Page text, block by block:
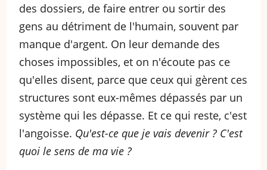
des dossiers, de faire entrer ou sortir des
gens au détriment de l'humain, souvent par
manque d'argent. On leur demande des
choses impossibles, et on n'écoute pas ce
qu'elles disent, parce que ceux qui gèrent ces
structures sont eux-mêmes dépassés par un
système qui les dépasse. Et ce qui reste, c'est
l'angoisse. Qu'est-ce que je vais devenir ? C'est
quoi le sens de ma vie ?